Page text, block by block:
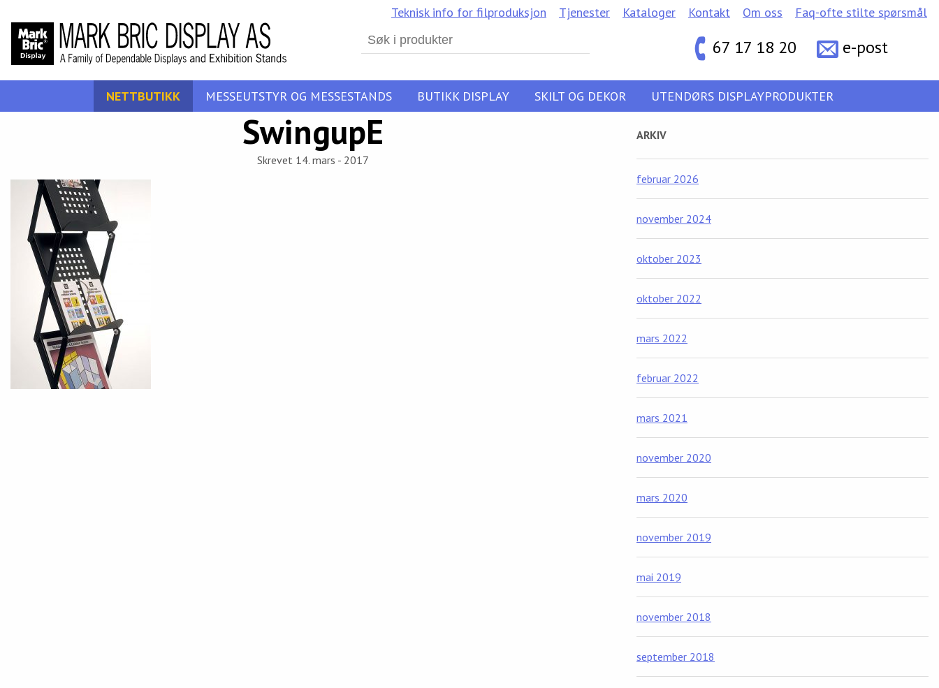
Search
for:
67 17 18 20 e-post
Teknisk info for filproduksjon Tjenester Kataloger Kontakt Om oss Faq-ofte stilte spørsmål
NETTBUTIKK MESSEUTSTYR OG MESSESTANDS BUTIKK DISPLAY SKILT OG DEKOR UTENDØRS DISPLAYPRODUKTER
SwingupE
Skrevet 14. mars - 2017
ARKIV
februar 2026
november 2024
oktober 2023
oktober 2022
mars 2022
februar 2022
mars 2021
november 2020
mars 2020
november 2019
mai 2019
november 2018
september 2018